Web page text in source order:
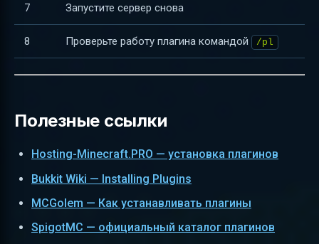
7 Запустите сервер снова
8 Проверьте работу плагина командой /pl
Полезные ссылки
Hosting-Minecraft.PRO — установка плагинов
Bukkit Wiki — Installing Plugins
MCGolem — Как устанавливать плагины
SpigotMC — официальный каталог плагинов